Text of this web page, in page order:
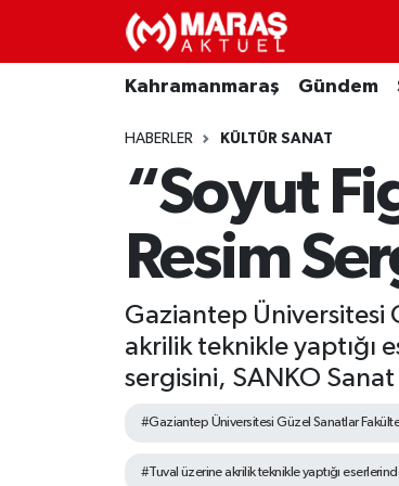
Kahramanmaraş Gündem
HABERLER KÜLTÜR SANAT
“Soyut
Resim
Gaziantep Üniversitesi
akrilik teknikle yaptığı
sergisini, SANKO
#Gaziantep Üniversitesi Güzel Sanatlar
#Tuval üzerine akrilik teknikle yaptığı
Kahramanmaraş
Gündem
Nöbetçi Eczaneler
Hava Durumu
Namaz Vakitleri
Trafik Durumu
TFF 3.Lig 4.Grup Puan Durumu ve
Tüm Manşetler
Son Dakika Haberleri
Haber Arşivi